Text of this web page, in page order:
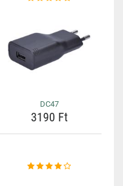
DC47
3190 Ft